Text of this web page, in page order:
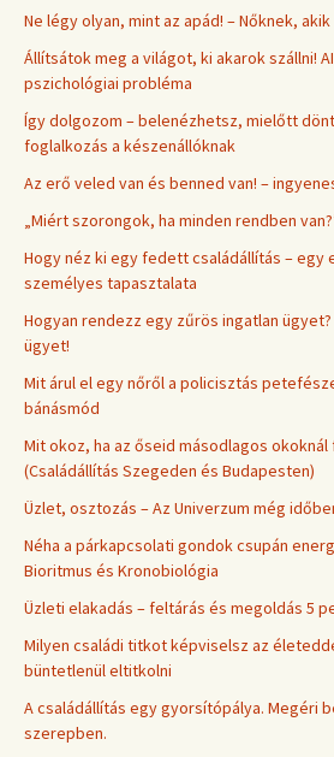
Ne légy olyan, mint az apád! – Nőknek,
Állítsátok meg a világot, ki akarok szállni!
pszichológiai probléma
Így dolgozom – belenézhetsz, mielőtt
foglalkozás a készenállóknak
Az erő veled van és benned van! –
„Miért szorongok, ha minden rendben
Hogy néz ki egy fedett családállítás – egy
személyes tapasztalata
Hogyan rendezz egy zűrös ingatlan
ügyet!
Mit árul el egy nőről a policisztás
bánásmód
Mit okoz, ha az őseid másodlagos okoknál
(Családállítás Szegeden és Budapesten)
Üzlet, osztozás – Az Univerzum még
Néha a párkapcsolati gondok csupán
Bioritmus és Kronobiológia
Üzleti elakadás – feltárás és megoldás 5
Milyen családi titkot képviselsz az
büntetlenül eltitkolni
A családállítás egy gyorsítópálya. Megéri
szerepben.